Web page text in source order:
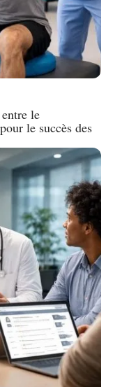
le
le succès des